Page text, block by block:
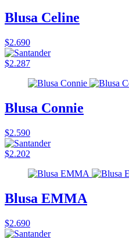
Blusa Celine
$2.690
$2.287
Blusa Connie
$2.590
$2.202
Blusa EMMA
$2.690